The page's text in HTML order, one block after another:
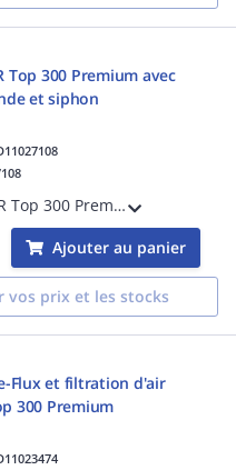
Top 300 Premium avec
et siphon
Kit InspirAIR Top 300 Premium avec l'unité de ventilation double-flux, la télécommande filaire InspirAIR et le kit siphon adapté pour une installation en logement individuel
Ajouter au panier
vos prix et les stocks
Flux et filtration d'air
300 Premium